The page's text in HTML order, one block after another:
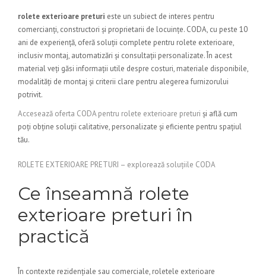
rolete exterioare preturi este un subiect de interes pentru
comercianți, constructori și proprietarii de locuințe. CODA, cu peste 10
ani de experiență, oferă soluții complete pentru rolete exterioare,
inclusiv montaj, automatizări și consultații personalizate. În acest
material veți găsi informații utile despre costuri, materiale disponibile,
modalități de montaj și criterii clare pentru alegerea furnizorului
potrivit.
Accesează oferta CODA pentru rolete exterioare preturi și află cum
poți obține soluții calitative, personalizate și eficiente pentru spațiul
tău.
ROLETE EXTERIOARE PRETURI – explorează soluțiile CODA
Ce înseamnă rolete
exterioare preturi în
practică
În contexte rezidențiale sau comerciale, roletele exterioare